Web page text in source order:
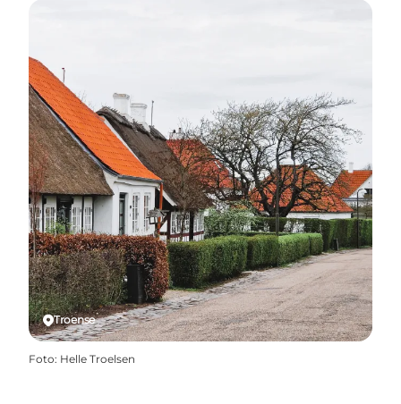
Troense
Foto: Helle Troelsen